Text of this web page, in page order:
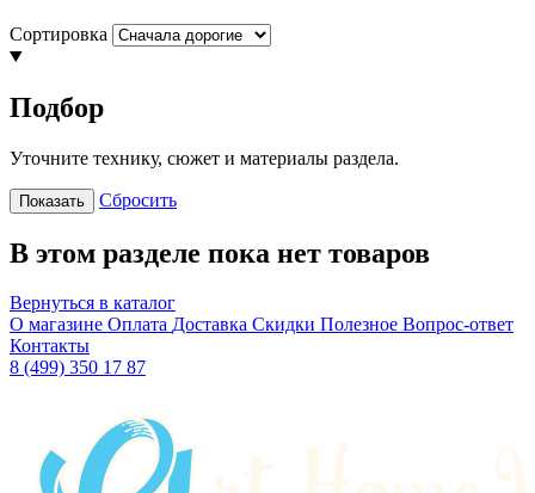
Сортировка
Подбор
Уточните технику, сюжет и материалы раздела.
Показать Сбросить
В этом разделе пока нет товаров
Вернуться в каталог
О магазине Оплата Доставка Скидки Полезное Вопрос-ответ
Контакты
8 (499) 350 17 87